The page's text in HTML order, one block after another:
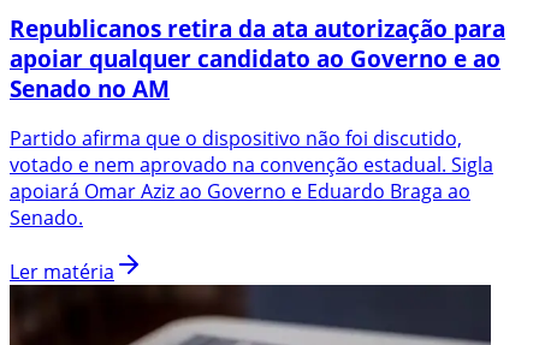
Republicanos retira da ata autorização para
apoiar qualquer candidato ao Governo e ao
Senado no AM
Partido afirma que o dispositivo não foi discutido,
votado e nem aprovado na convenção estadual. Sigla
apoiará Omar Aziz ao Governo e Eduardo Braga ao
Senado.
Ler matéria